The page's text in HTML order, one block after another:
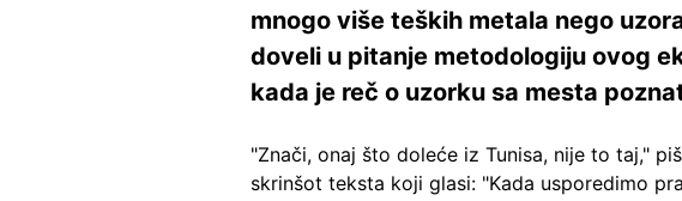
mnogo više teških metala nego
doveli u pitanje metodologiju ovog
kada je reč o uzorku sa mesta
"Znači, onaj što doleće iz Tunisa, nije to taj,"
skrinšot teksta koji glasi: "Kada usporedimo